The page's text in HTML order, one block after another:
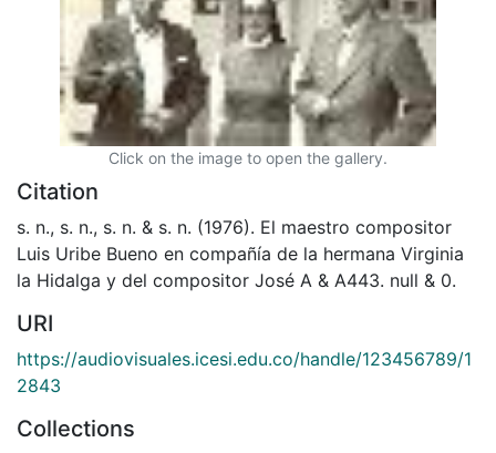
Click on the image to open the gallery.
Citation
s. n., s. n., s. n. & s. n. (1976). El maestro compositor
Luis Uribe Bueno en compañía de la hermana Virginia
la Hidalga y del compositor José A & A443. null & 0.
URI
https://audiovisuales.icesi.edu.co/handle/123456789/1
2843
Collections